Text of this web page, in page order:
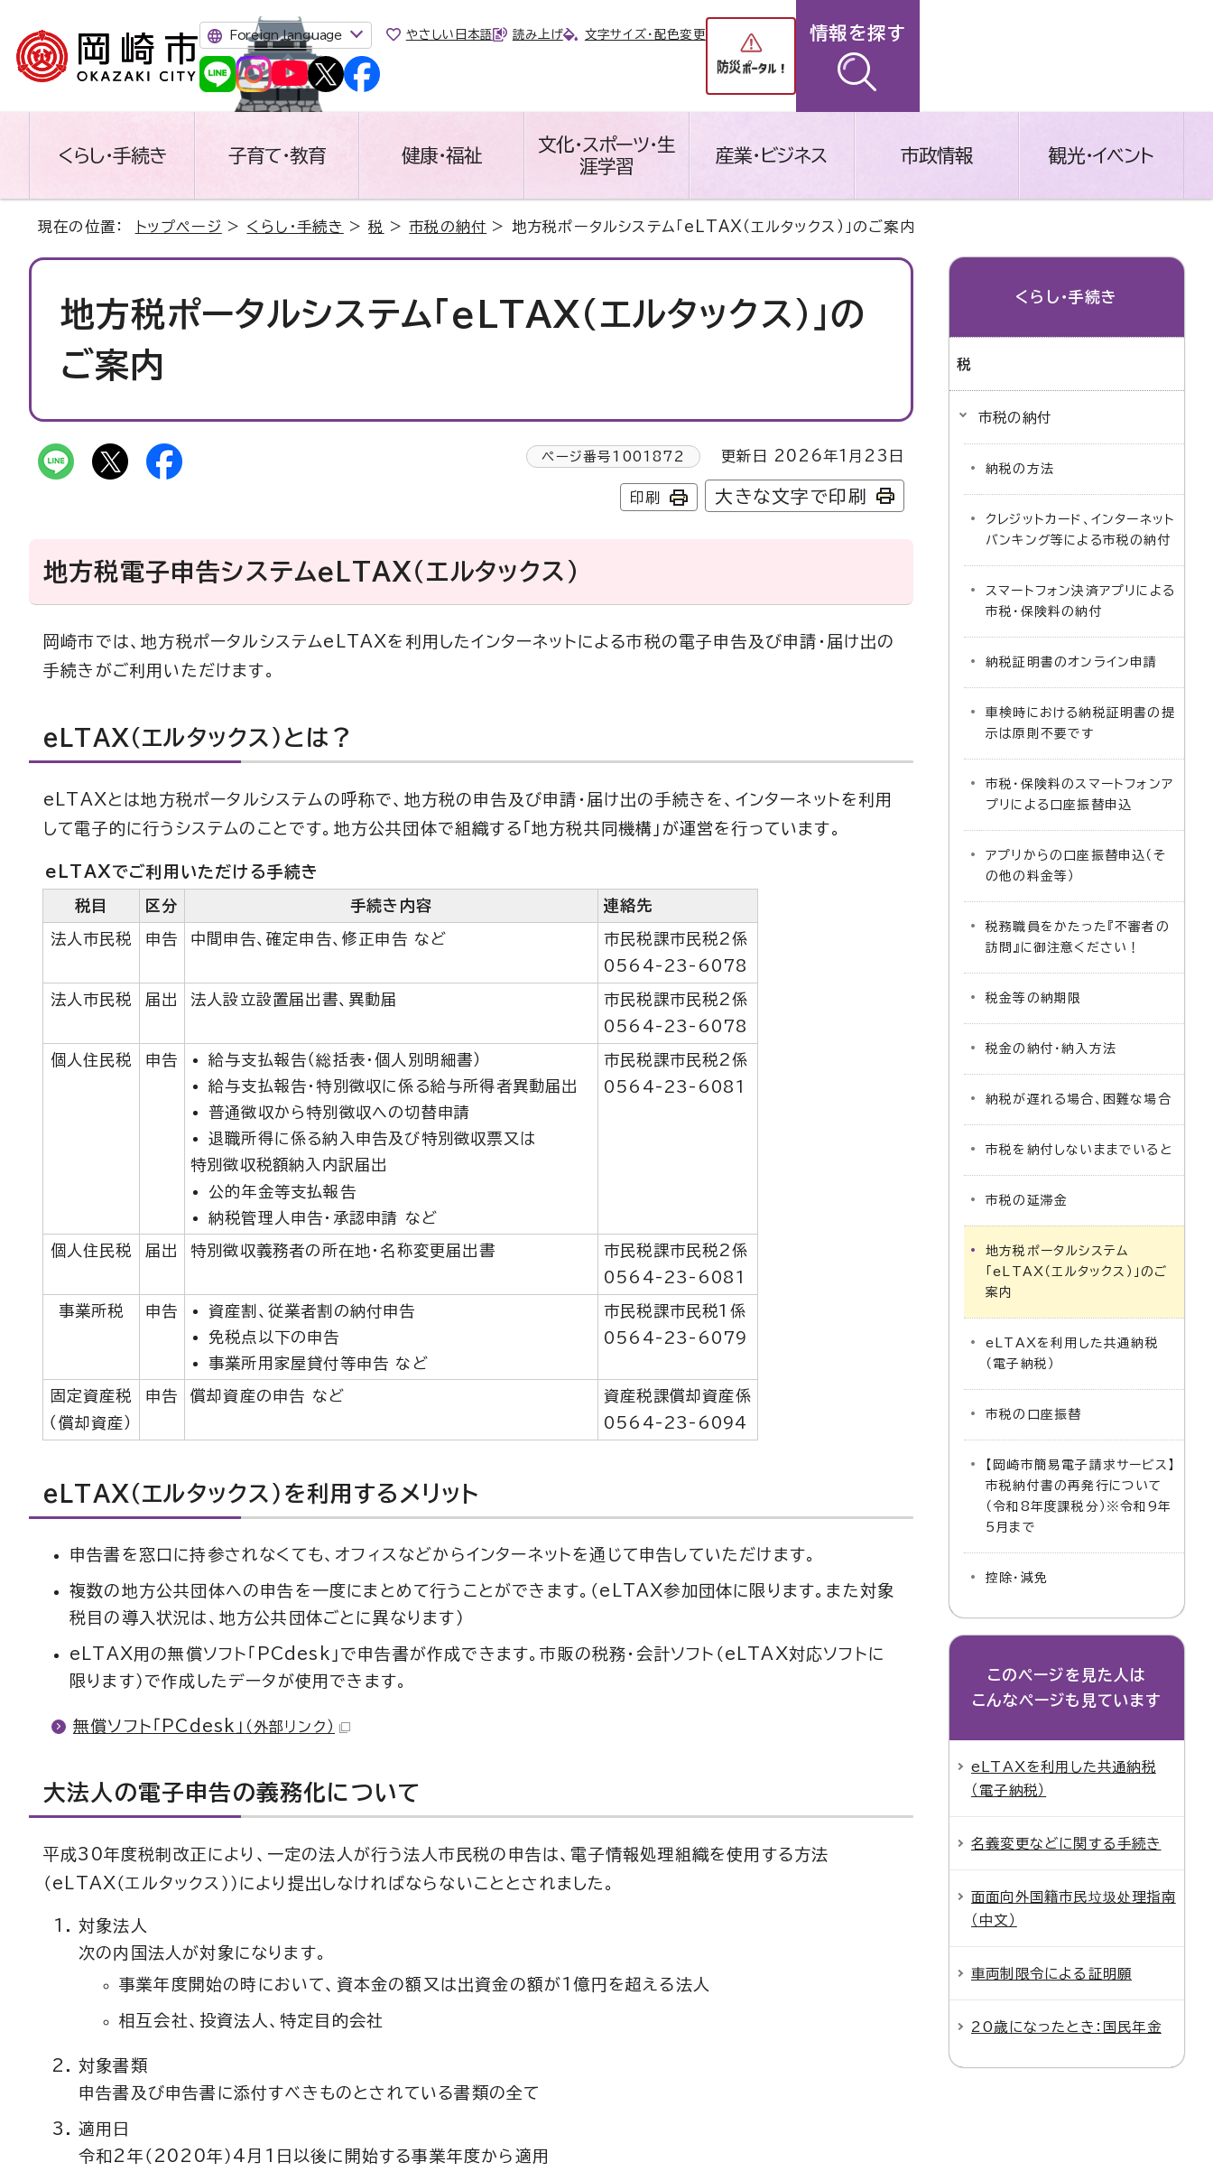
Foreign language やさしい日本語 読み上げ 文字サイズ・配色変更 情報を探す
くらし・手続き 子育て・教育 健康・福祉
文化・スポーツ・生
涯学習
産業・ビジネス 市政情報 観光・イベント
現在の位置： トップページ > くらし・手続き >税 >市税の納付 > 地方税ポータルシステム「eLTAX（エルタックス）」のご案内
地方税ポータルシステム「eLTAX（エルタックス）」の
ご案内
ページ番号 1001872 更新日 2026年1月23日
印刷 大きな文字で印刷
地方税電子申告システムeLTAX（エルタックス）
岡崎市では、地方税ポータルシステムeLTAXを利用したインターネットによる市税の電子申告及び申請・届け出の
手続きがご利用いただけます。
eLTAX（エルタックス）とは？
eLTAXとは地方税ポータルシステムの呼称で、地方税の申告及び申請・届け出の手続きを、インターネットを利用
して電子的に行うシステムのことです。地方公共団体で組織する「地方税共同機構」が運営を行っています。
eLTAXでご利用いただける手続き
税目 区分 手続き内容 連絡先
法人市民税 申告 中間申告、確定申告、修正申告 など
市民税課市民税2係
0564-23-6078
法人市民税 届出 法人設立設置届出書、異動届
市民税課市民税2係
0564-23-6078
個人住民税 申告
給与支払報告（総括表・個人別明細書）
給与支払報告・特別徴収に係る給与所得者異動届出
普通徴収から特別徴収への切替申請
退職所得に係る納入申告及び特別徴収票又は
特別徴収税額納入内訳届出
公的年金等支払報告
納税管理人申告・承認申請 など
市民税課市民税2係
0564-23-6081
個人住民税 届出 特別徴収義務者の所在地・名称変更届出書
市民税課市民税2係
0564-23-6081
事業所税 申告
資産割、従業者割の納付申告
免税点以下の申告
事業所用家屋貸付等申告 など
市民税課市民税1係
0564-23-6079
固定資産税
（償却資産）
申告 償却資産の申告 など
資産税課償却資産係
0564-23-6094
eLTAX（エルタックス）を利用するメリット
申告書を窓口に持参されなくても、オフィスなどからインターネットを通じて申告していただけます。
複数の地方公共団体への申告を一度にまとめて行うことができます。（eLTAX参加団体に限ります。また対象
税目の導入状況は、地方公共団体ごとに異なります）
eLTAX用の無償ソフト「PCdesk」で申告書が作成できます。市販の税務・会計ソフト（eLTAX対応ソフトに
限ります）で作成したデータが使用できます。
無償ソフト「PCdesk」 （外部リンク）
大法人の電子申告の義務化について
平成30年度税制改正により、一定の法人が行う法人市民税の申告は、電子情報処理組織を使用する方法
（eLTAX（エルタックス））により提出しなければならないこととされました。
対象法人
次の内国法人が対象になります。
事業年度開始の時において、資本金の額又は出資金の額が1億円を超える法人
相互会社、投資法人、特定目的会社
対象書類
申告書及び申告書に添付すべきものとされている書類の全て
適用日
令和2年（2020年）4月1日以後に開始する事業年度から適用
くらし・手続き
税
市税の納付
納税の方法
クレジットカード、インターネット
バンキング等による市税の納付
スマートフォン決済アプリによる
市税・保険料の納付
納税証明書のオンライン申請
車検時における納税証明書の提
示は原則不要です
市税・保険料のスマートフォンア
プリによる口座振替申込
アプリからの口座振替申込（そ
の他の料金等）
税務職員をかたった『不審者の
訪問』に御注意ください！
税金等の納期限
税金の納付・納入方法
納税が遅れる場合、困難な場合
市税を納付しないままでいると
市税の延滞金
地方税ポータルシステム
「eLTAX（エルタックス）」のご
案内
eLTAXを利用した共通納税
（電子納税）
市税の口座振替
【岡崎市簡易電子請求サービス】
市税納付書の再発行について
（令和8年度課税分）※令和9年
5月まで
控除・減免
このページを見た人は
こんなページも見ています
eLTAXを利用した共通納税
（電子納税）
名義変更などに関する手続き
面面向外国籍市民垃圾处理指南
（中文）
車両制限令による証明願
20歳になったとき：国民年金